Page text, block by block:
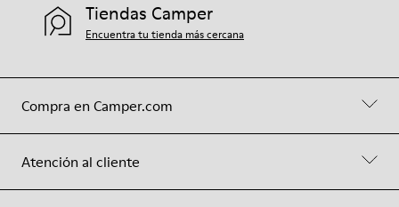
Compra en Camper.com
Atención al cliente
Tiendas Camper
Encuentra tu tienda más cercana